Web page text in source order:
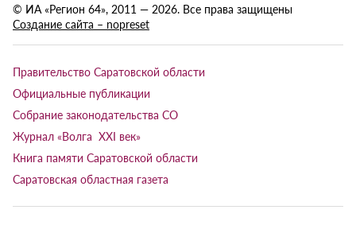
© ИА «Регион 64», 2011 — 2026. Все права защищены
Создание сайта – nopreset
Правительство Саратовской области
Официальные публикации
Собрание законодательства СО
Журнал «Волга XXI век»
Книга памяти Саратовской области
Саратовская областная газета